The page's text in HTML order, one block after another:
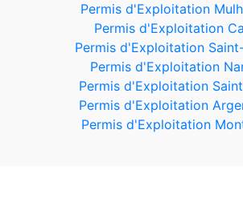
Permis d'Exploitation
Permis d'Exploitation
Permis d'Exploitation
Permis d'Exploitation
Permis d'Exploitation
Permis d'Exploitation
Permis d'Exploitation